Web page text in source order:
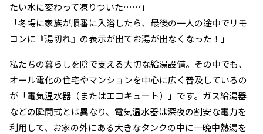
たい水に変わって凍りついた……」
「冬場に家族が順番に入浴したら、最後の一人の途中でリモ
コンに『湯切れ』の表示が出てお湯が出なくなった！」
私たちの暮らしを陰で支える大切な給湯設備。その中でも、
オール電化の住宅やマンションを中心に広く普及しているの
が「電気温水器（またはエコキュート）」です。ガス給湯器
などの瞬間式とは異なり、電気温水器は深夜の割安な電力を
利用して、お家の外にある大きなタンクの中に一晩中熱湯を